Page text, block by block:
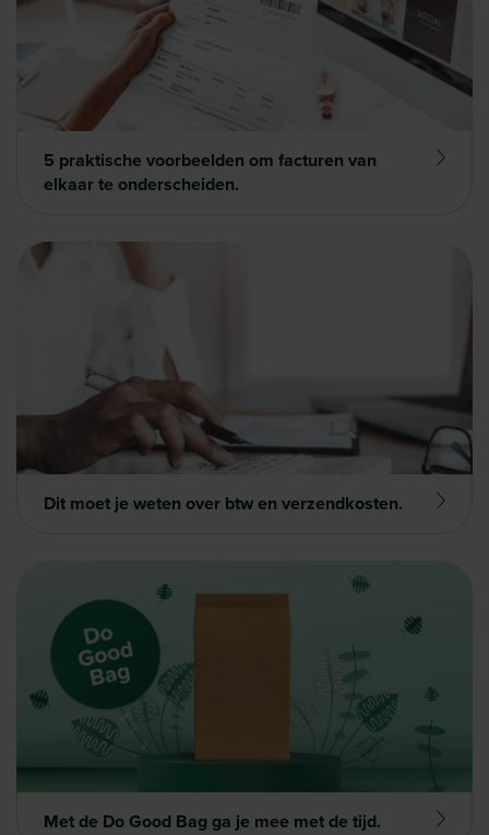
5 praktische voorbeelden om facturen van
elkaar te onderscheiden.
Dit moet je weten over btw en verzendkosten.
Met de Do Good Bag ga je mee met de tijd.